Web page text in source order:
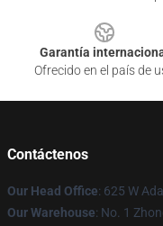
Garantía
Ofrecido en el país de
Contáctenos
Our Head Office: 625 W
Our Warehouse: No. 1